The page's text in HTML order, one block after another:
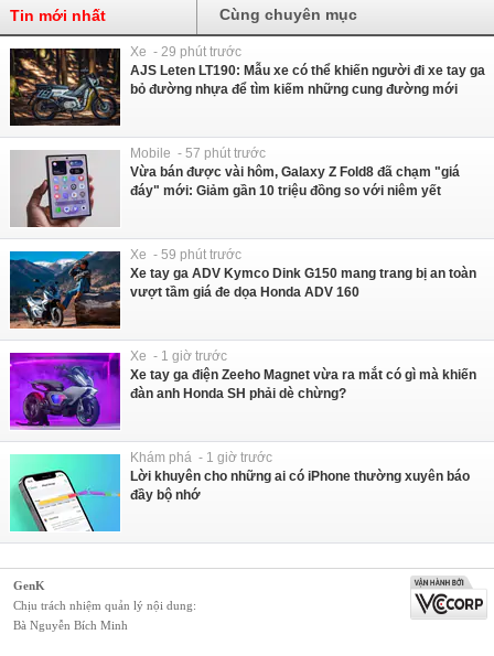
Tin mới nhất Cùng chuyên mục
Xe - 29 phút trước
AJS Leten LT190: Mẫu xe có thể khiến người đi xe tay ga
bỏ đường nhựa để tìm kiếm những cung đường mới
Mobile - 57 phút trước
Vừa bán được vài hôm, Galaxy Z Fold8 đã chạm "giá
đáy" mới: Giảm gần 10 triệu đồng so với niêm yết
Xe - 59 phút trước
Xe tay ga ADV Kymco Dink G150 mang trang bị an toàn
vượt tầm giá đe dọa Honda ADV 160
Xe - 1 giờ trước
Xe tay ga điện Zeeho Magnet vừa ra mắt có gì mà khiến
đàn anh Honda SH phải dè chừng?
Khám phá - 1 giờ trước
Lời khuyên cho những ai có iPhone thường xuyên báo
đầy bộ nhớ
GenK
Chịu trách nhiệm quản lý nội dung:
Bà Nguyễn Bích Minh